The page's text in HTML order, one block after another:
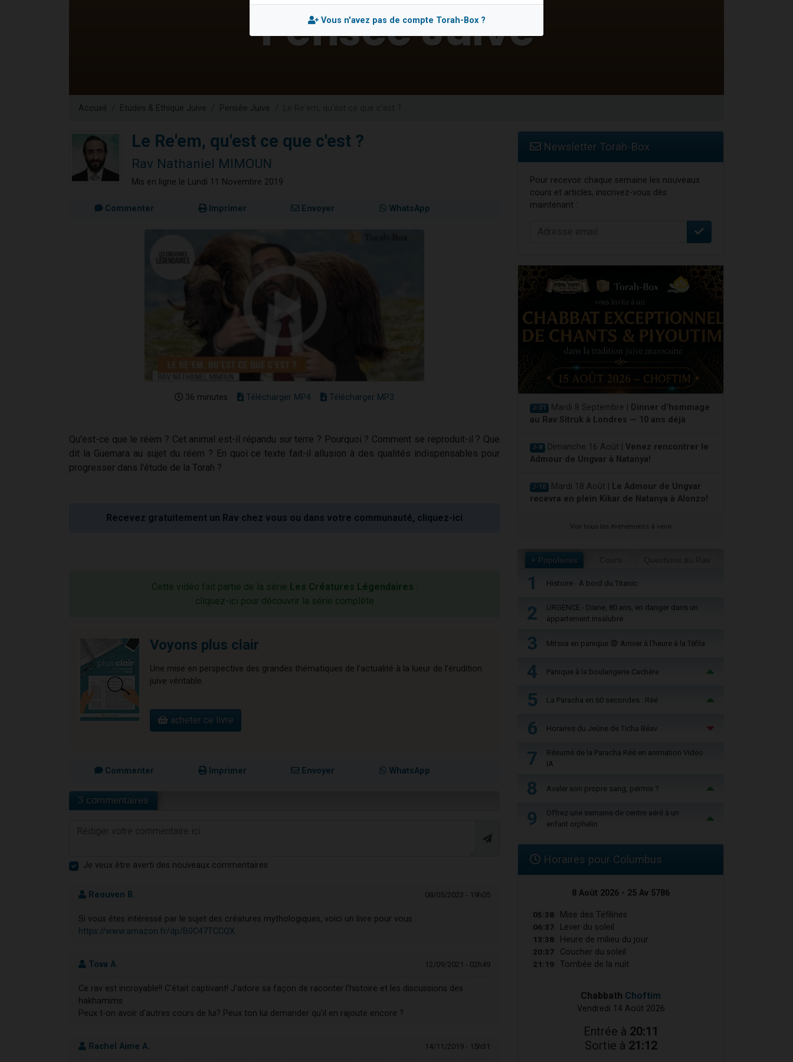
Il reste 49 places pour étudier en groupe sur Zoom
Accueil Etudes & Ethique Juive Pensée Juive
Le Re'em, qu'est ce que c'est ?
Rav Nathaniel MIMOUN
Mis en ligne le Lundi 11 Novembre 2019
Commenter Imprimer Envoyer WhatsApp
36 minutes Télécharger MP4 Télécharger MP3
Qu'est-ce que le réem ? Cet animal est-il répandu sur terre ? Pourquoi ? Comment se reproduit-il ? Que
dit la Guemara au sujet du réem ? En quoi ce texte fait-il allusion à des qualités indispensables pour
progresser dans l'étude de la Torah ?
Recevez gratuitement un Rav chez vous ou dans votre communauté, cliquez-ici
Cette vidéo fait partie de la série Les Créatures Légendaires :
cliquez-ici pour découvrir la série complète
Voyons plus clair
Une mise en perspective des grandes thématiques de l'actualité à la lueur de l'érudition
juive véritable.
acheter ce livre
Commenter Imprimer Envoyer WhatsApp
3 commentaires
Je veux être averti des nouveaux commentaires
Reouven B. 08/05/2023 - 19h05
Si vous êtes intéressé par le sujet des créatures mythologiques, voici un livre pour vous :
https://www.amazon.fr/dp/B0C47TCCQX
Tova A. 12/09/2021 - 02h49
Ce rav est incroyable!! C'était captivant! J'adore sa façon de raconter l'histoire et les discussions des
hakhamims
Peux t-on avoir d'autres cours de lui? Peux ton lui demander qu'il en rajoute encore ?
Rachel Aime A. 14/11/2019 - 15h31
Newsletter Torah-Box
Pour recevoir chaque semaine les nouveaux
cours et articles, inscrivez-vous dès
maintenant :
J-31 Mardi 8 Septembre |
Dinner d'hommage
au Rav Sitruk à Londres — 10 ans déjà
J-8 Dimanche 16 Août | Venez rencontrer le
Admour de Ungvar à Natanya!
J-10 Mardi 18 Août |
Le Admour de Ungvar
recevra en plein Kikar de Natanya à Alonzo!
Voir tous les événements à venir
+ Populaires
1 Histoire - À bord du Titanic
2
URGENCE - Diane, 80 ans, en danger dans un
appartement insalubre
3 Mitsva en panique 😨 Arriver à l'heure à la Téfila
4 Panique à la boulangerie Cachère
5 La Paracha en 60 secondes : Réé
6 Horaires du Jeûne de Ticha Béav
7
Résumé de la Paracha Réé en animation Vidéo
IA
8 Avaler son propre sang, permis ?
9
Offrez une semaine de centre aéré à un
enfant orphelin
Horaires pour Columbus
8 Août 2026 - 25 Av 5786
05:38 Mise des Téfilines
06:37 Lever du soleil
13:38 Heure de milieu du jour
20:37 Coucher du soleil
21:19 Tombée de la nuit
Chabbath Choftim
Vendredi 14 Août 2026
Entrée à 20:11
Sortie à 21:12
Vous n'avez pas de compte Torah-Box ?